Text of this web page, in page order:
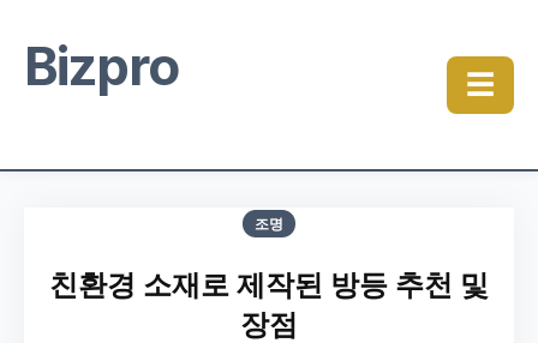
Bizpro ☰
조명
친환경 소재로 제작된 방등 추천 및
장점